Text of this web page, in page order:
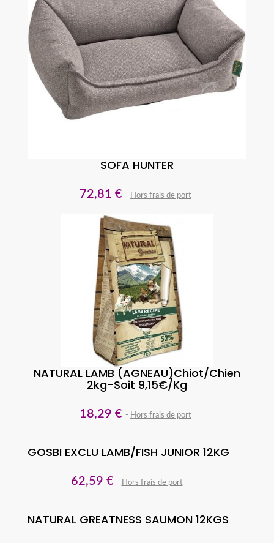
SOFA HUNTER
72,81 € Hors frais de port
NATURAL LAMB (AGNEAU)Chiot/Chien
2kg-Soit 9,15€/kg
18,29 € Hors frais de port
GOSBI EXCLU LAMB/FISH JUNIOR 12KG
62,59 € Hors frais de port
NATURAL GREATNESS SAUMON 12KGS